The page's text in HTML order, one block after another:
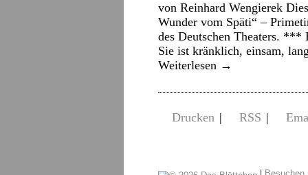
von Reinhard Wengierek
Wunder vom Späti“ –
des Deutschen Theaters. ***
Sie ist kränklich, einsam,
Weiterlesen →
Drucken | RSS |